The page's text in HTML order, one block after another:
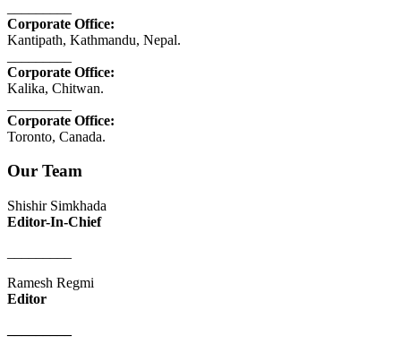
Corporate Office:
Kantipath, Kathmandu, Nepal.
Corporate Office:
Kalika, Chitwan.
Corporate Office:
Toronto, Canada.
Our Team
Shishir Simkhada
Editor-In-Chief
Ramesh Regmi
Editor